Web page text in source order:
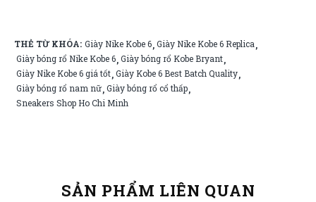
THẺ TỪ KHÓA: Giày Nike Kobe 6,Giày Nike Kobe 6 Replica,
Giày bóng rổ Nike Kobe 6,Giày bóng rổ Kobe Bryant,
Giày Nike Kobe 6 giá tốt,Giày Kobe 6 Best Batch Quality,
Giày bóng rổ nam nữ,Giày bóng rổ cổ thấp,
Sneakers Shop Ho Chi Minh
SẢN PHẨM LIÊN QUAN